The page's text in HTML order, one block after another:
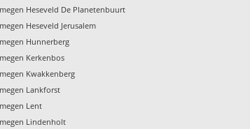
Heseveld De Planetenbuurt
Heseveld Jerusalem
Hunnerberg
Kerkenbos
Kwakkenberg
Lankforst
Lent
Lindenholt